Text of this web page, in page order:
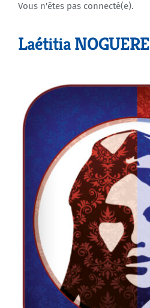
Agenda
Vous n'êtes pas connecté(e).
Laétitia NOGUERE